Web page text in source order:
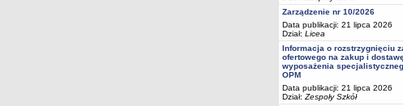
Zarządzenie nr 10/2026
Data publikacji: 21 lipca 2026
Dział: Licea
Informacja o rozstrzygnięciu
ofertowego na zakup i
wyposażenia
OPM
Data publikacji: 21 lipca 2026
Dział: Zespoły Szkół